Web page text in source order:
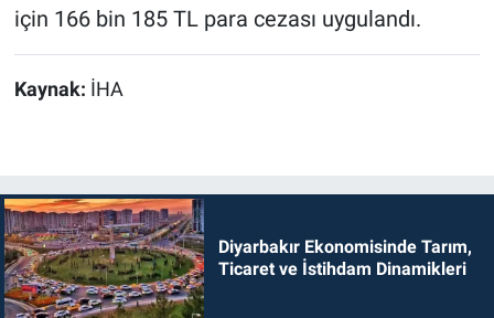
için 166 bin 185 TL para cezası uygulandı.
Kaynak: İHA
Diyarbakır Ekonomisinde Tarım,
Ticaret ve İstihdam Dinamikleri